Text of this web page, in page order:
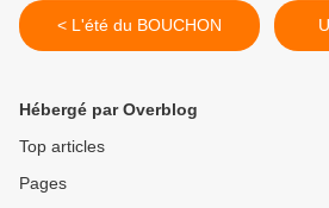
< L'été du BOUCHON
Hébergé par Overblog
Top articles
Pages